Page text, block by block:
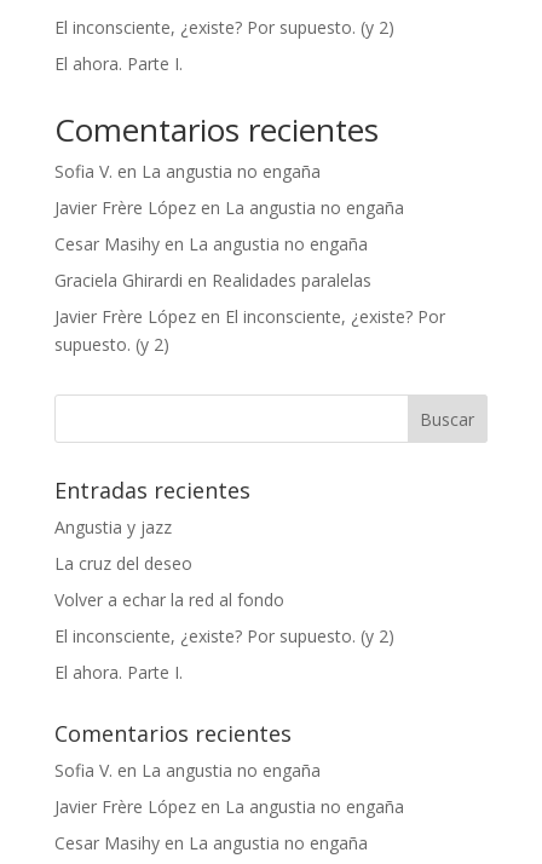
El inconsciente, ¿existe? Por supuesto. (y 2)
El ahora. Parte I.
Comentarios recientes
Sofia V. en La angustia no engaña
Javier Frère Lópezen La angustia no engaña
Cesar Masihyen La angustia no engaña
Graciela Ghirardi en Realidades paralelas
Javier Frère Lópezen El inconsciente, ¿existe? Por
supuesto. (y 2)
Entradas recientes
Angustia y jazz
La cruz del deseo
Volver a echar la red al fondo
El inconsciente, ¿existe? Por supuesto. (y 2)
El ahora. Parte I.
Comentarios recientes
Sofia V. en La angustia no engaña
Javier Frère Lópezen La angustia no engaña
Cesar Masihyen La angustia no engaña